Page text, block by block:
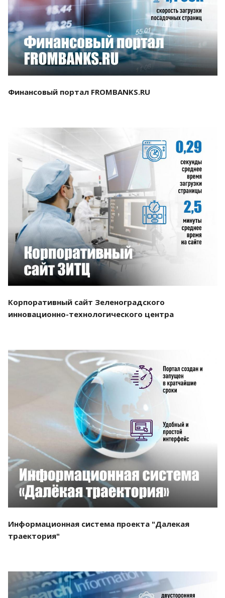
Смотреть проект
Финансовый портал FROMBANKS.RU
Смотреть проект
Корпоративный сайт Зеленоградского
инновационно-технологического центра
Смотреть проект
Информационная система проекта "Далекая
траектория"